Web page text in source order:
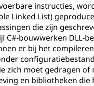
instructies,
Linked List)
die zijn
C#-bouwwerken DLL-
er bij het
zich moet gedragen
en bibliotheken die